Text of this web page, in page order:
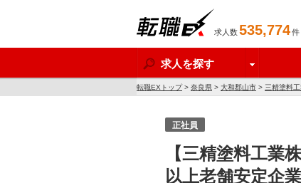
求人数535,774件
求人を探す
転職EXトップ> 奈良県 > 大和郡山市 > 三精塗料
正社員
【三精塗料工
以上老舗安定企